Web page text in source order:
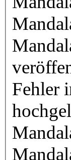
Fehler